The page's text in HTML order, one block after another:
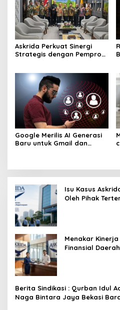
Askrida Perkuat Sinergi
Strategis dengan Pemprov
Google Merilis AI Generasi
Baru untuk Gmail dan
Isu Kasus
Oleh Pihak
Menakar
Finansial Daerah
Berita Sindikasi : Qurban Idul Adha 1447 H di Komplek Mas
Naga Bintara Jaya Bekasi